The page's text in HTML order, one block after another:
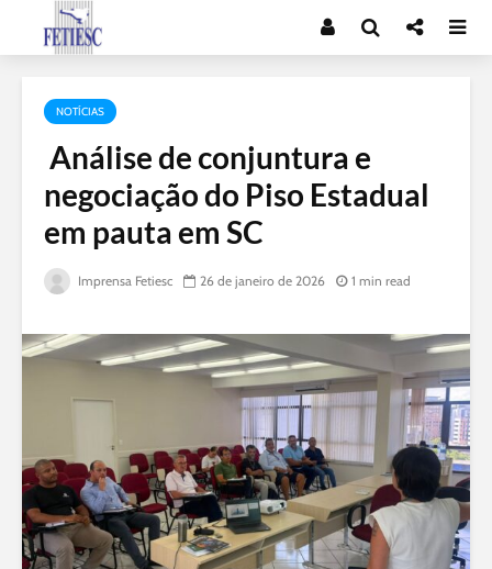
NOTÍCIAS
Análise de conjuntura e
negociação do Piso Estadual
em pauta em SC
Imprensa Fetiesc 26 de janeiro de 2026 1 min read